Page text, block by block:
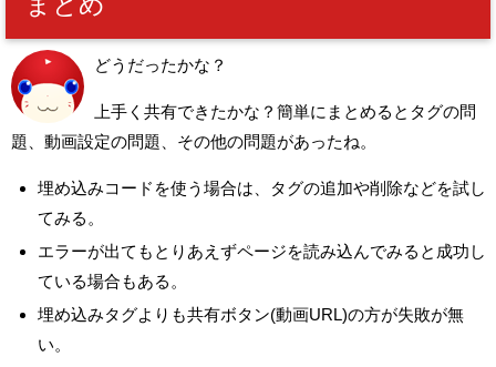
どうだったかな？
上手く共有できたかな？簡単にまとめるとタグの問
題、動画設定の問題、その他の問題があったね。
埋め込みコードを使う場合は、タグの追加や削除などを試し
てみる。
エラーが出てもとりあえずページを読み込んでみると成功し
ている場合もある。
埋め込みタグよりも共有ボタン(動画URL)の方が失敗が無
い。